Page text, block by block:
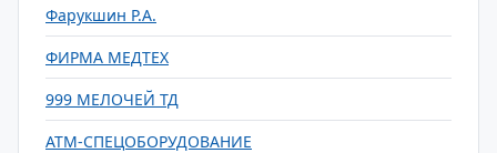
Фарукшин Р.А.
ФИРМА МЕДТЕХ
999 МЕЛОЧЕЙ ТД
АТМ-СПЕЦОБОРУДОВАНИЕ